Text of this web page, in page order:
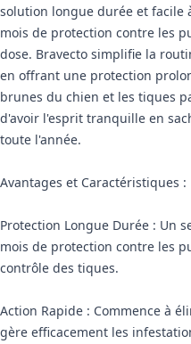
solution longue durée et
mois de protection contre les
dose. Bravecto simplifie la
en offrant une protection
brunes du chien et les tiques
d'avoir l'esprit tranquille en
toute l'année.
Avantages et Caractéristiques :
Protection Longue Durée : Un
mois de protection contre les
contrôle des tiques.
Action Rapide : Commence à
gère efficacement les